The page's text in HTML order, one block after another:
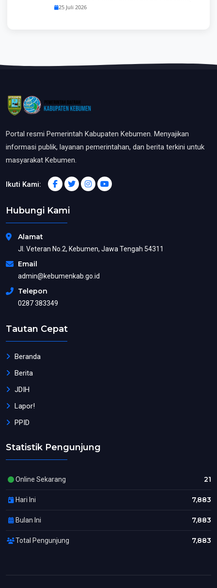
25 Juli 2026
Portal resmi Pemerintah Kabupaten Kebumen. Menyajikan
informasi publik, layanan pemerintahan, dan berita terkini untuk
masyarakat Kebumen.
Ikuti Kami:
Hubungi Kami
Alamat
Jl. Veteran No.2, Kebumen, Jawa Tengah 54311
Email
admin@kebumenkab.go.id
Telepon
0287 383349
Tautan Cepat
Beranda
Berita
JDIH
Lapor!
PPID
Statistik Pengunjung
Online Sekarang 21
Hari Ini 7,883
Bulan Ini 7,883
Total Pengunjung 7,883